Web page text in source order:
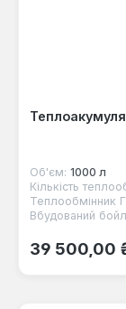
Об'єм: 1000 л
Кількість
Теплообмінник
Вбудований
Звичайна
39 500,00